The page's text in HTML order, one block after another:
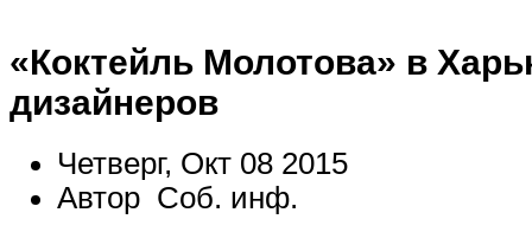
«Коктейль Молотова» в
дизайнеров
Четверг, Окт 08 2015
Автор Соб. инф.